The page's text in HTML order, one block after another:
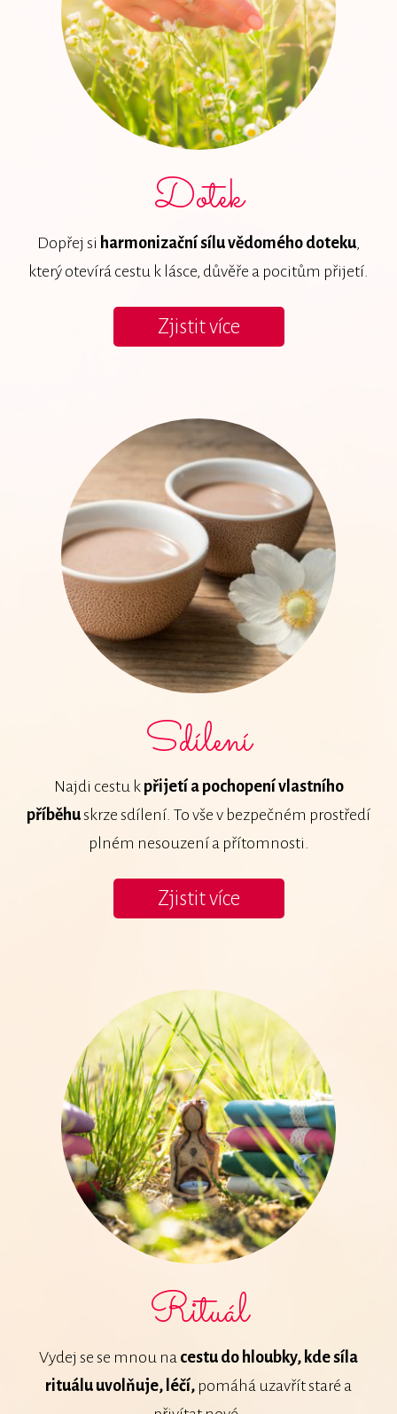
Dotek
Dopřej si harmonizační sílu vědomého doteku,
který otevírá cestu k lásce, důvěře a pocitům přijetí.
Zjistit více
Sdílení
Najdi cestu kpřijetí a pochopení vlastního
příběhuskrze sdílení. To vše v bezpečném prostředí
plném nesouzení a přítomnosti.
Zjistit více
Rituál
Vydej se se mnou na cestu do hloubky, kde síla
rituálu uvolňuje, léčí, pomáhá uzavřít staré a